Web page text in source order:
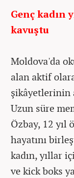
Genç kadın
kavuştu
Moldova'da
alan aktif
şikâyetlerinin
Uzun süre
Özbay, 12 yıl
hayatını
kadın, yıllar
ve kick boks